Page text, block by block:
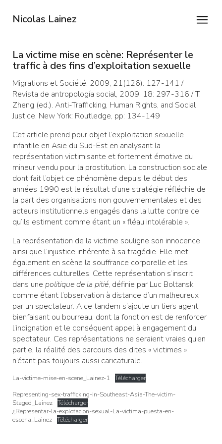
Nicolas Lainez
La victime mise en scène: Représenter le
traffic à des fins d’exploitation sexuelle
Migrations et Société, 2009, 21(126): 127-141 /
Revista de antropología social, 2009, 18: 297-316 / T.
Zheng (ed.). Anti-Trafficking, Human Rights, and Social
Justice. New York: Routledge, pp: 134-149
Cet article prend pour objet l’exploitation sexuelle
infantile en Asie du Sud-Est en analysant la
représentation victimisante et fortement émotive du
mineur vendu pour la prostitution. La construction sociale
dont fait l’objet ce phénomène depuis le début des
années 1990 est le résultat d’une stratégie réfléchie de
la part des organisations non gouvernementales et des
acteurs institutionnels engagés dans la lutte contre ce
qu’ils estiment comme étant un « fléau intolérable ».
La représentation de la victime souligne son innocence
ainsi que l’injustice inhérente à sa tragédie. Elle met
également en scène la souffrance corporelle et les
différences culturelles. Cette représentation s’inscrit
dans une politique de la pitié, définie par Luc Boltanski
comme étant l’observation à distance d’un malheureux
par un spectateur. A ce tandem s’ajoute un tiers agent,
bienfaisant ou bourreau, dont la fonction est de renforcer
l’indignation et le conséquent appel à engagement du
spectateur. Ces représentations ne seraient vraies qu’en
partie, la réalité des parcours des dites « victimes »
n’étant pas toujours aussi caricaturale.
La-victime-mise-en-scene_Lainez-1
Télécharger
Representing-sex-trafficking-in-Southeast-Asia-The-victim-
Staged_Lainez Télécharger
¿Representar-la-explotacion-sexual-La-victima-puesta-en-
escena_Lainez Télécharger